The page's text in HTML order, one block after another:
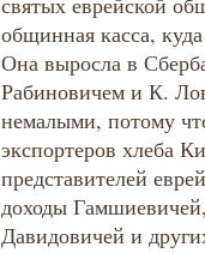
общинная касса,
Она выросла в
Рабиновичем и К.
немалыми, потому
экспортеров хлеба
представителей
доходы
Давидовичей и